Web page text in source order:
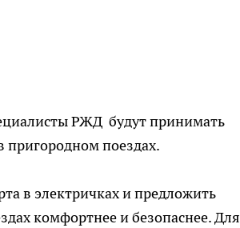
РЖД будут принимать
пригородном поездах.
в электричках и предложить
комфортнее и безопаснее. Для